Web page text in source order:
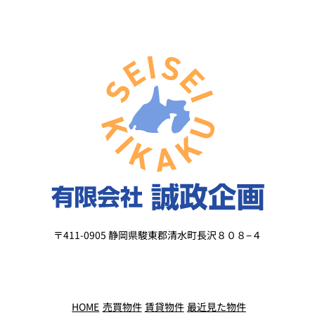
〒411-0905 静岡県駿東郡清水町長沢８０８−４
HOME 売買物件 賃貸物件 最近見た物件